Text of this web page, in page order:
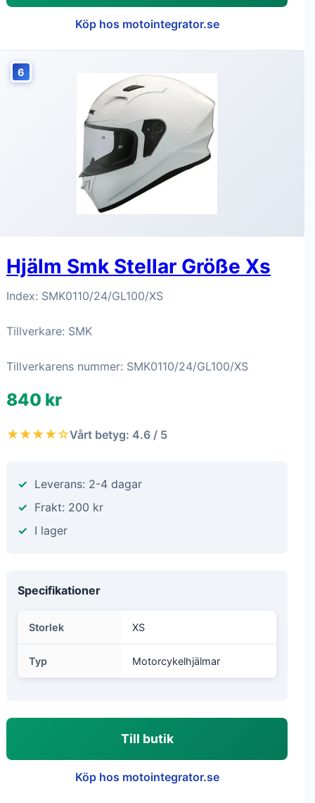
Köp hos motointegrator.se
6
Hjälm Smk Stellar Größe Xs
Index: SMK0110/24/GL100/XS
Tillverkare: SMK
Tillverkarens nummer: SMK0110/24/GL100/XS
840 kr
★★★★☆Vårt betyg: 4.6 / 5
Leverans: 2-4 dagar
Frakt: 200 kr
I lager
Specifikationer
Storlek XS
Typ Motorcykelhjälmar
Till butik
Köp hos motointegrator.se